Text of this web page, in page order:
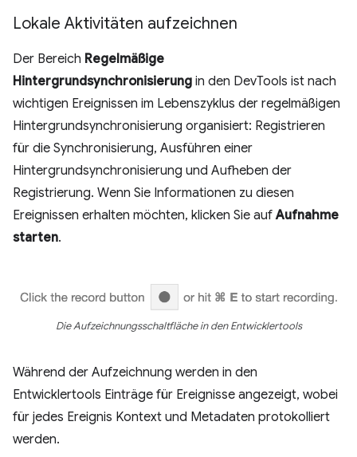
Lokale Aktivitäten aufzeichnen
Der Bereich Regelmäßige
Hintergrundsynchronisierung in den DevTools ist nach
wichtigen Ereignissen im Lebenszyklus der regelmäßigen
Hintergrundsynchronisierung organisiert: Registrieren
für die Synchronisierung, Ausführen einer
Hintergrundsynchronisierung und Aufheben der
Registrierung. Wenn Sie Informationen zu diesen
Ereignissen erhalten möchten, klicken Sie aufAufnahme
starten.
Die Aufzeichnungsschaltfläche in den Entwicklertools
Während der Aufzeichnung werden in den
Entwicklertools Einträge für Ereignisse angezeigt, wobei
für jedes Ereignis Kontext und Metadaten protokolliert
werden.